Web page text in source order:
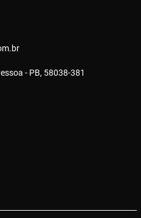
- PB, 58038-381